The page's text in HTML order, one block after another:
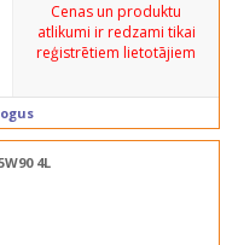
Cenas un produktu
atlikumi ir redzami tikai
reģistrētiem lietotājiem
4L